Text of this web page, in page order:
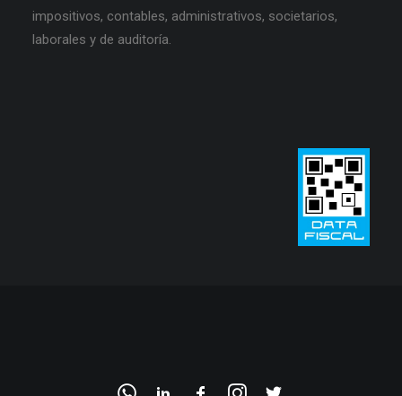
impositivos, contables, administrativos, societarios,
laborales y de auditoría.